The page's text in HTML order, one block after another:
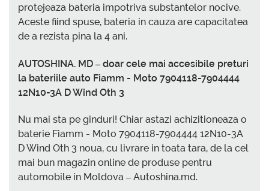
protejeaza bateria impotriva substantelor nocive.
Aceste fiind spuse, bateria in cauza are capacitatea
de a rezista pina la 4 ani.
AUTOSHINA. MD – doar cele mai accesibile preturi
la bateriile auto Fiamm - Moto 7904118-7904444
12N10-3A D Wind Oth 3
Nu mai sta pe ginduri! Chiar astazi achizitioneaza o
baterie Fiamm - Moto 7904118-7904444 12N10-3A
D Wind Oth 3 noua, cu livrare in toata tara, de la cel
mai bun magazin online de produse pentru
automobile in Moldova – Autoshina.md.